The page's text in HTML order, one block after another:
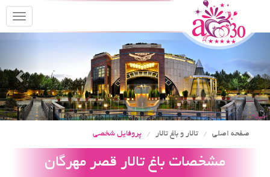
صفحه اصلی تالار و باغ تالار پروفایل شخصی
مشخصات باغ تالار قصر مهرگان